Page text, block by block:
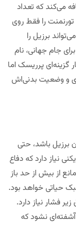
می‌کند که تعداد
تورنمنت را فقط روی
برزیل را
جام جهانی، نام
گزینه‌ای پرریسک اما
و وضعیت بدنی‌اش
برزیل باشد، حتی
نیاز دارد که دفاع
از بیش از حد باز
حیاتی خواهد بود.
فشار نیاز دارد.
آشفته‌ای نشود که